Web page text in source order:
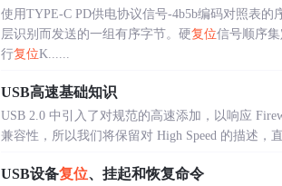
使用TYPE-C PD供电协议信号-4b5b编码对照表
层识别而发送的一组有序字节。硬复位信号顺序
行复位K......
USB高速基础知识
USB 2.0 中引入了对规范的高速添加，以响应
兼容性，所以我们将保留对 High Speed 的描述
USB设备复位、挂起和恢复命令